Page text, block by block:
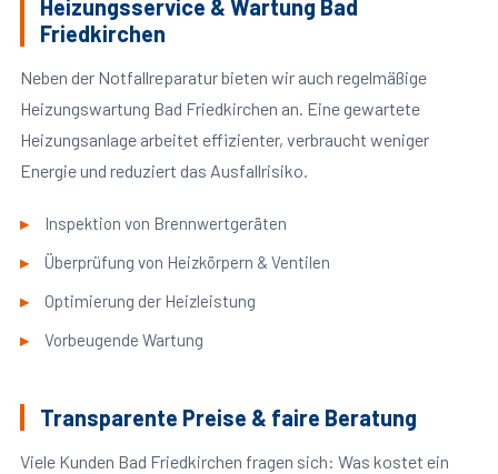
Heizungsservice & Wartung Bad
Friedkirchen
Neben der Notfallreparatur bieten wir auch regelmäßige
Heizungswartung Bad Friedkirchen an. Eine gewartete
Heizungsanlage arbeitet effizienter, verbraucht weniger
Energie und reduziert das Ausfallrisiko.
Inspektion von Brennwertgeräten
Überprüfung von Heizkörpern & Ventilen
Optimierung der Heizleistung
Vorbeugende Wartung
Transparente Preise & faire Beratung
Viele Kunden Bad Friedkirchen fragen sich: Was kostet ein